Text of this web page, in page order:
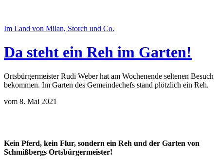
Im Land von Milan, Storch und Co.
Da steht ein Reh im Garten!
Ortsbürgermeister Rudi Weber hat am Wochenende seltenen Besuch
bekommen. Im Garten des Gemeindechefs stand plötzlich ein Reh.
vom 8. Mai 2021
Kein Pferd, kein Flur, sondern ein Reh und der Garten von
Schmißbergs Ortsbürgermeister!